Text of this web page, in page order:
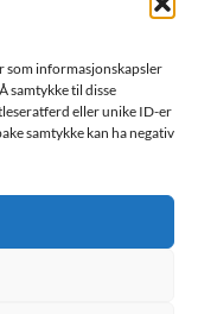
som informasjonskapsler
samtykke til disse
eller unike ID-er
samtykke kan ha negativ